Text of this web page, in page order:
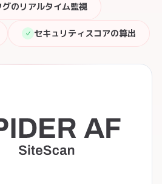
のリアルタイム監視
✓ セキュリティスコアの算出